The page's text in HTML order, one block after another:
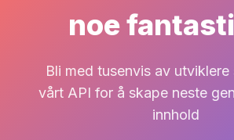
noe
Bli med tusenvis av
vårt API for å skape neste
innhold